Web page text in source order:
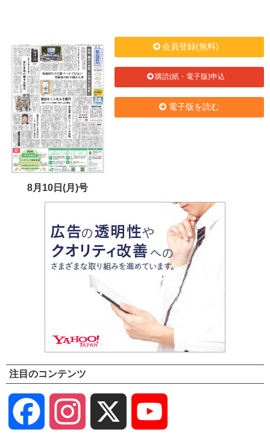
8月10日(月)号
会員登録(無料)
購読(紙・電子版)申込
電子版を読む
注目のコンテンツ
Facebook Instagram